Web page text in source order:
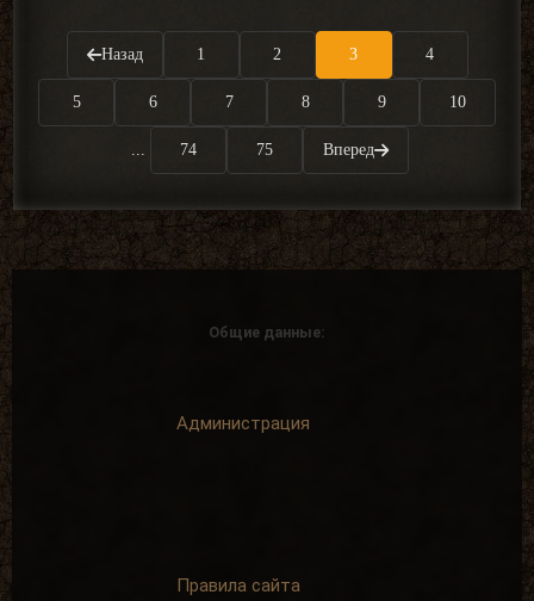
Назад 1 2 3 4
5 6 7 8 9 10
74 75 Вперед
Общие данные:
Администрация
Правила сайта